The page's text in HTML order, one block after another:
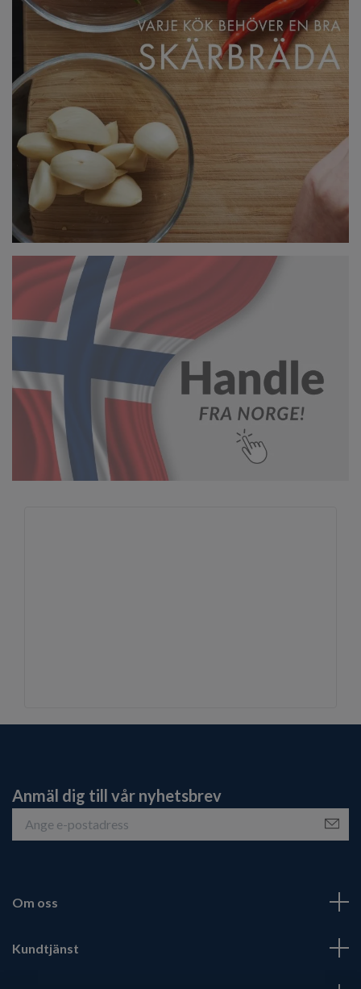
Anmäl dig till vår nyhetsbrev
Om oss
Kundtjänst